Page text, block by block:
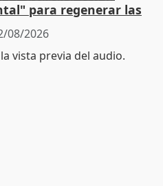
para regenerar las
08/2026